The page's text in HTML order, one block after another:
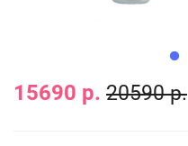
15690 р. 20590 р.